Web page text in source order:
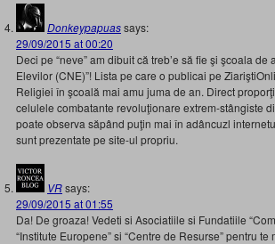
Donkeypapuassays:
29/09/2015 at 00:20
Deci pe “neve” am dibuit că treb’e să fie şi şcoala
Elevilor (CNE)”! Lista pe care o publicai pe
Religiei în şcoală mai amu juma de an. Direct
celulele combatante revoluţionare extrem-stângiste
poate observa săpând puţin mai în adâncuzl
sunt prezentate pe site-ul propriu.
VRsays:
29/09/2015 at 01:55
Da! De groaza! Vedeti si Asociatiile si Fundatiile
“Institute Europene” si “Centre de Resurse” pentru te